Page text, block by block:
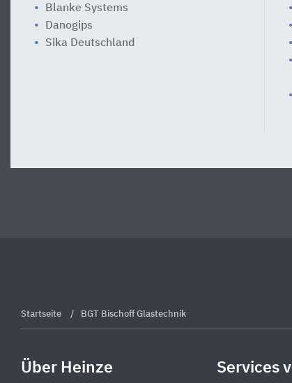
Blanke Systems
Danogips
Sika Deutschland
Startseite BGT Bischoff Glastechnik
Über Heinze Services